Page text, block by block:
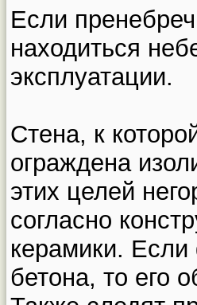
Если
находиться
эксплуатации.
Стена, к
ограждена
этих целей
согласно
керамики.
бетона, то его